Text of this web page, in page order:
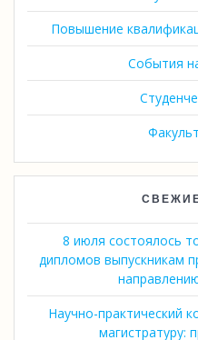
Повышение
События
8 июля состоялось
дипломов выпускникам
Научно-практический
магистратуру: